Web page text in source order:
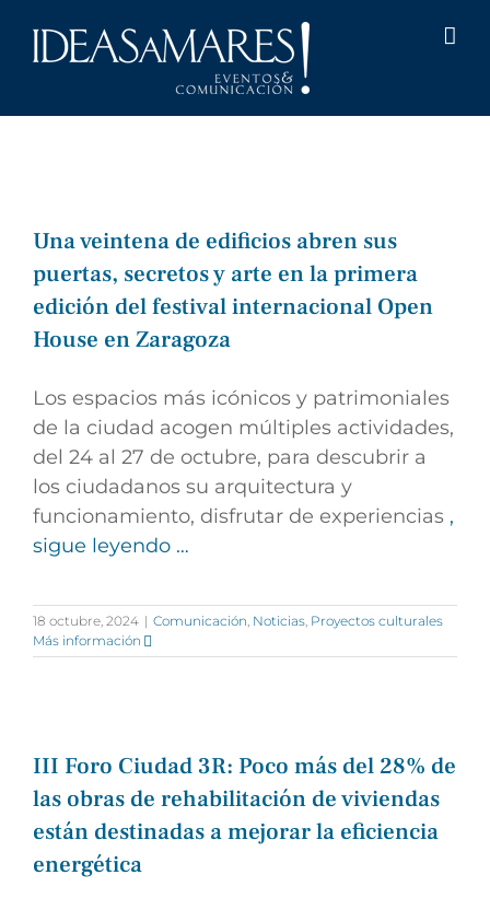
Una veintena de edificios abren sus
puertas, secretos y arte en la primera
edición del festival internacional Open
House en Zaragoza
Los espacios más icónicos y patrimoniales
de la ciudad acogen múltiples actividades,
del 24 al 27 de octubre, para descubrir a
los ciudadanos su arquitectura y
funcionamiento, disfrutar de experiencias ,
sigue leyendo …
18 octubre, 2024 | Comunicación, Noticias, Proyectos culturales
Más información
III Foro Ciudad 3R: Poco más del 28% de
las obras de rehabilitación de viviendas
están destinadas a mejorar la eficiencia
energética